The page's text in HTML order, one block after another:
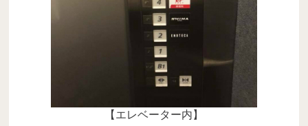
【エレベーター内】